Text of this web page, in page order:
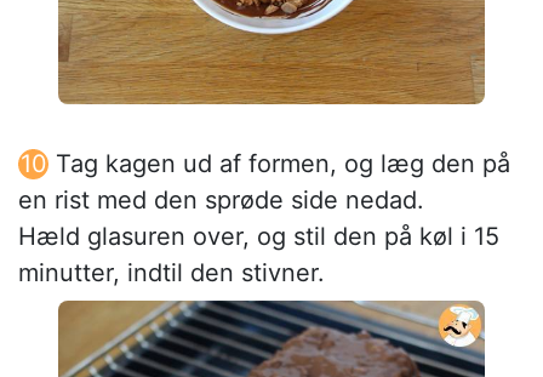
Tag kagen ud af formen, og læg den på
en rist med den sprøde side nedad.
Hæld glasuren over, og stil den på køl i 15
minutter, indtil den stivner.